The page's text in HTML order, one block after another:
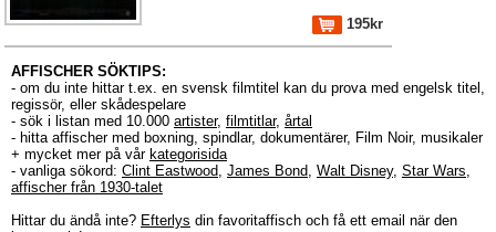
195kr
AFFISCHER SÖKTIPS:
- om du inte hittar t.ex. en svensk filmtitel kan du prova med engelsk titel,
regissör, eller skådespelare
- sök i listan med 10.000 artister, filmtitlar, årtal
- hitta affischer med boxning, spindlar, dokumentärer, Film Noir, musikaler
+ mycket mer på vår kategorisida
- vanliga sökord: Clint Eastwood, James Bond, Walt Disney, Star Wars,
affischer från 1930-talet
Hittar du ändå inte? Efterlys din favoritaffisch och få ett email när den